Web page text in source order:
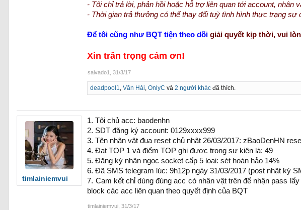
- Tôi chỉ trả lời, phản hồi hoặc hỗ trợ liên quan tới account,
- Thời gian trả thưởng có thể thay đổi tuỳ tình hình thực trạng
Để tôi cũng như BQT tiện theo dõi giải quyết kịp thời, vui
Xin trân trọng cám ơn!
saivado1 31/3/17
deadpool1,Văn Hải,OnlyC và2 người khác đã thích.
timlainiemvui
1. Tôi chủ acc: baodenhn
2. SDT đăng ký account: 0129xxxx999
3. Tên nhân vật đua reset chủ nhật 26/03/2017: zBaoDenHN
4. Đạt TOP 1 và điểm TOP ghi được trong sự kiện là: 49
5. Đăng ký nhận ngọc socket cấp 5 loại: sét hoàn hảo 14%
6. Đã SMS telegram lúc: 9h12p ngày 31/03/2017 (post nhật ký
7. Cam kết chỉ dùng đúng acc có nhân vật trên để nhận pass
block các acc liên quan theo quyết định của BQT
timlainiemvui 31/3/17